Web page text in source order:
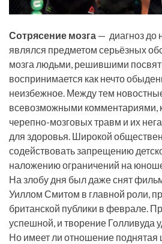
Сотрясение мозга — диагноз до
являлся предметом серьёзных
мозга людьми, решившими
воспринимается как нечто
неизбежное. Между тем
всевозможными комментариями,
черепно-мозговых травм и их
для здоровья. Широкой
содействовать запрещению
наложению ограничений на
На злобу дня был даже снят
Уиллом Смитом в главной роли,
британской публики в феврале.
успешной, и творение Голливуда
Но имеет ли отношение